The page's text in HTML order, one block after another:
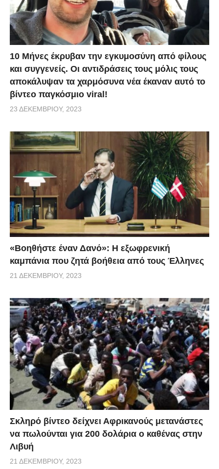
10 Μήνες έκρυβαν την εγκυμοσύνη από φίλους
και συγγενείς. Οι αντιδράσεις τους μόλις τους
αποκάλυψαν τα χαρμόσυνα νέα έκαναν αυτό το
βίντεο παγκόσμιο viral!
23 ΔΕΚΕΜΒΡΊΟΥ, 2023
«Βοηθήστε έναν Δανό»: H εξωφρενική
καμπάνια που ζητά βοήθεια από τους Έλληνες
21 ΔΕΚΕΜΒΡΊΟΥ, 2023
Σκληρό βίντεο δείχνει Αφρικανούς μετανάστες
να πωλούνται για 200 δολάρια ο καθένας στην
Λιβυή
21 ΔΕΚΕΜΒΡΊΟΥ, 2023